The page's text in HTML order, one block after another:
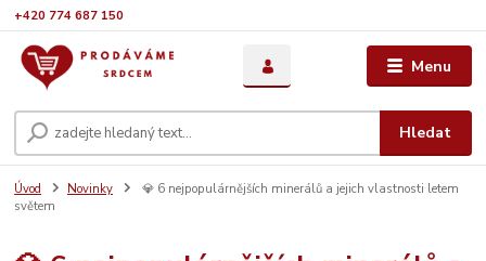
Menu
Hledat
+420 774 687 150
Úvod Novinky
💎 6 nejpopulárnějších minerálů a jejich vlastnosti letem
světem